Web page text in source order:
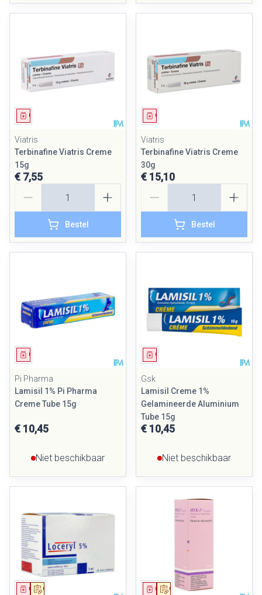
Geneesmiddel
Viatris
Terbinafine Viatris Creme
15g
€ 7,55
Bestel
Geneesmiddel
Viatris
Terbinafine Viatris Creme
30g
€ 15,10
Bestel
Geneesmiddel
Pi Pharma
Lamisil 1% Pi Pharma
Creme Tube 15g
€ 10,45
Niet beschikbaar
Geneesmiddel
Gsk
Lamisil Creme 1%
Gelamineerde Aluminium
Tube 15g
€ 10,45
Niet beschikbaar
Op voorschrift
Geneesmiddel Op voorschrift
Geneesmiddel